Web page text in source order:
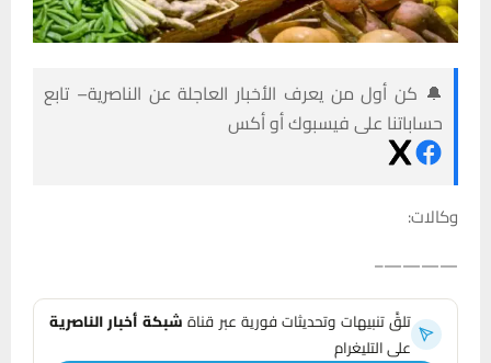
🔔 كن أول من يعرف الأخبار العاجلة عن الناصرية– تابع
حساباتنا على فيسبوك أو أكس
وكالات:
————–
تلقَّ تنبيهات وتحديثات فورية عبر قناةشبكة أخبار الناصرية
على التليغرام